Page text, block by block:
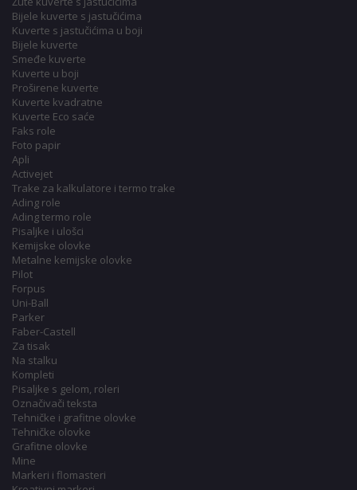
Bijele kuverte s jastučićima
Kuverte s jastučićima u boji
Bijele kuverte
Smeđe kuverte
Kuverte u boji
Proširene kuverte
Kuverte kvadratne
Kuverte Eco saće
Faks role
Foto papir
Apli
Activejet
Trake za kalkulatore i termo trake
Ading role
Ading termo role
Pisaljke i ulošci
Kemijske olovke
Metalne kemijske olovke
Pilot
Forpus
Uni-Ball
Parker
Faber-Castell
Za tisak
Na stalku
Kompleti
Pisaljke s gelom, roleri
Označivači teksta
Tehničke i grafitne olovke
Tehničke olovke
Grafitne olovke
Mine
Markeri i flomasteri